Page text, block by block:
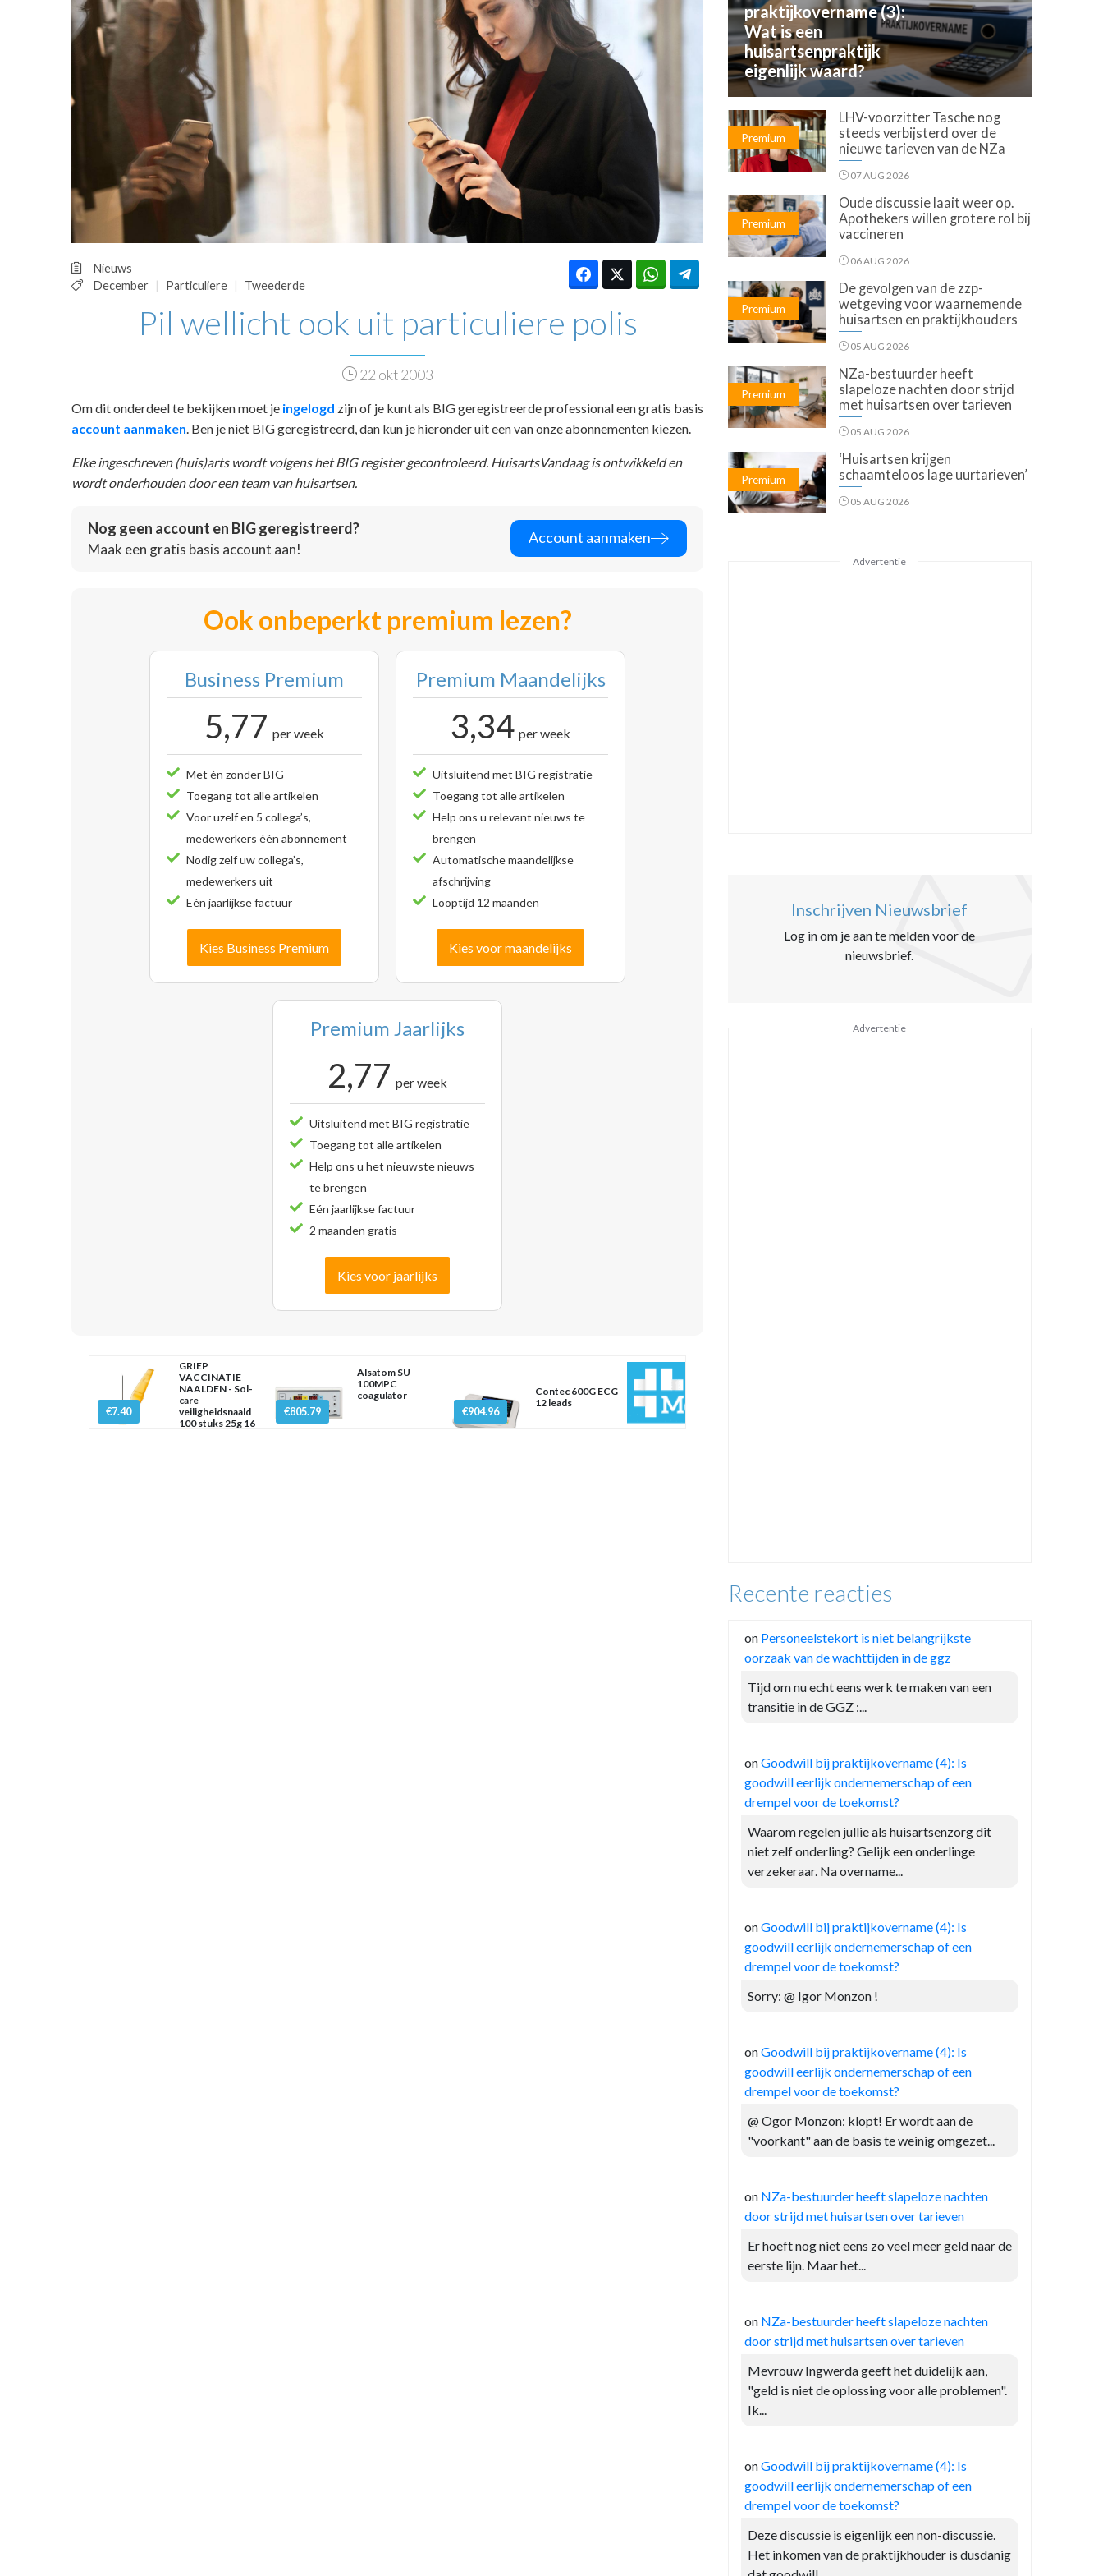
HUISARTSENPOST
PRAKTIJKZAKEN
VPHUISARTSEN
MEDISCHE VAKHANDEL
REGISTRATIE
Nieuws
December
Particuliere Tweederde
Pil wellicht ook uit particuliere polis
22 okt 2003
Om dit onderdeel te bekijken moet je ingelogd zijn of je kunt als BIG geregistreerde professional een gratis basis
account aanmaken . Ben je niet BIG geregistreerd, dan kun je hieronder uit een van onze abonnementen kiezen.
Elke ingeschreven (huis)arts wordt volgens het BIG register gecontroleerd. HuisartsVandaag is ontwikkeld en
wordt onderhouden door een team van huisartsen.
Nog geen account en BIG geregistreerd?
Maak een gratis basis account aan!
Account aanmaken
Ook onbeperkt premium lezen?
Business Premium
5,77 per week
Met én zonder BIG
Toegang tot alle artikelen
Voor uzelf en 5 collega’s,
medewerkers één abonnement
Nodig zelf uw collega’s,
medewerkers uit
Eén jaarlijkse factuur
Kies Business Premium
Premium Maandelijks
3,34 per week
Uitsluitend met BIG registratie
Toegang tot alle artikelen
Help ons u relevant nieuws te
brengen
Automatische maandelijkse
afschrijving
Looptijd 12 maanden
Kies voor maandelijks
Premium Jaarlijks
2,77 per week
Uitsluitend met BIG registratie
Toegang tot alle artikelen
Help ons u het nieuwste nieuws
te brengen
Eén jaarlijkse factuur
2 maanden gratis
Kies voor jaarlijks
€7.40
GRIEP
VACCINATIE
NAALDEN - Sol-
care
veiligheidsnaald
100 stuks 25g 16
€805.79
Alsatom SU
100MPC
coagulator
€904.96
Contec 600G ECG
12 leads
praktijkovername (3):
Wat is een
huisartsenpraktijk
eigenlijk waard?
Premium
LHV-voorzitter Tasche nog
steeds verbijsterd over de
nieuwe tarieven van de NZa
07 AUG 2026
Premium
Oude discussie laait weer op.
Apothekers willen grotere rol bij
vaccineren
06 AUG 2026
Premium
De gevolgen van de zzp-
wetgeving voor waarnemende
huisartsen en praktijkhouders
05 AUG 2026
Premium
NZa-bestuurder heeft
slapeloze nachten door strijd
met huisartsen over tarieven
05 AUG 2026
Premium
‘Huisartsen krijgen
schaamteloos lage uurtarieven’
05 AUG 2026
Advertentie
Inschrijven Nieuwsbrief
Log in om je aan te melden voor de
nieuwsbrief.
Advertentie
Recente reacties
on Personeelstekort is niet belangrijkste
oorzaak van de wachttijden in de ggz
Tijd om nu echt eens werk te maken van een
transitie in de GGZ :...
onGoodwill bij praktijkovername (4): Is
goodwill eerlijk ondernemerschap of een
drempel voor de toekomst?
Waarom regelen jullie als huisartsenzorg dit
niet zelf onderling? Gelijk een onderlinge
verzekeraar. Na overname...
onGoodwill bij praktijkovername (4): Is
goodwill eerlijk ondernemerschap of een
drempel voor de toekomst?
Sorry: @ Igor Monzon !
onGoodwill bij praktijkovername (4): Is
goodwill eerlijk ondernemerschap of een
drempel voor de toekomst?
@ Ogor Monzon: klopt! Er wordt aan de
"voorkant" aan de basis te weinig omgezet...
on NZa-bestuurder heeft slapeloze nachten
door strijd met huisartsen over tarieven
Er hoeft nog niet eens zo veel meer geld naar de
eerste lijn. Maar het...
on NZa-bestuurder heeft slapeloze nachten
door strijd met huisartsen over tarieven
Mevrouw Ingwerda geeft het duidelijk aan,
"geld is niet de oplossing voor alle problemen".
Ik...
onGoodwill bij praktijkovername (4): Is
goodwill eerlijk ondernemerschap of een
drempel voor de toekomst?
Deze discussie is eigenlijk een non-discussie.
Het inkomen van de praktijkhouder is dusdanig